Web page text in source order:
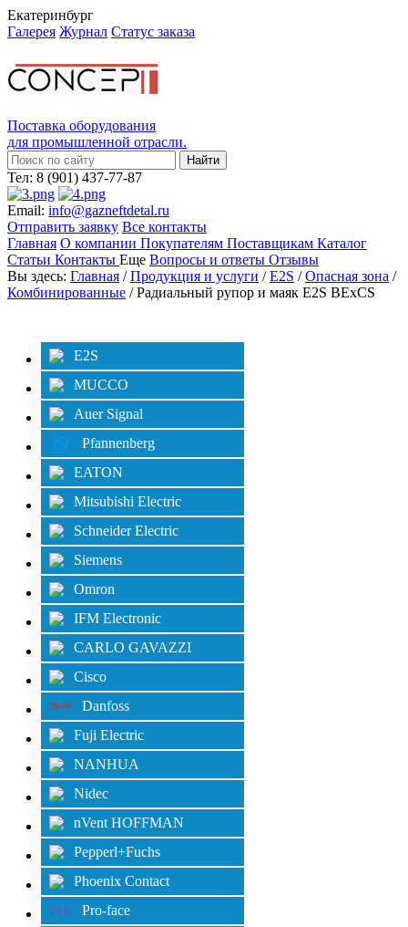
Екатеринбург
Галерея Журнал Статус заказа
Поставка оборудования
для промышленной отрасли.
Тел: 8 (901) 437-77-87
Email: info@gazneftdetal.ru
Отправить заявку Все контакты
Главная О компании Покупателям Поставщикам Каталог
Статьи Контакты Еще Вопросы и ответы Отзывы
Вы здесь: Главная /Продукция и услуги /E2S /Опасная зона /
Комбинированные / Радиальный рупор и маяк E2S BExCS
E2S
MUCCO
Auer Signal
Pfannenberg
EATON
Mitsubishi Electric
Schneider Electric
Siemens
Omron
IFM Electronic
CARLO GAVAZZI
Cisco
Danfoss
Fuji Electric
NANHUA
Nidec
nVent HOFFMAN
Pepperl+Fuchs
Phoenix Contact
Pro-face